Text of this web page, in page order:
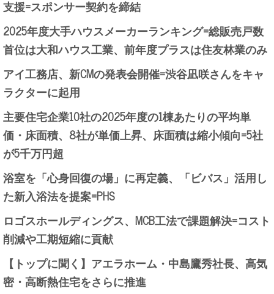
支援=スポンサー契約を締結
2025年度大手ハウスメーカーランキング=総販売戸数
首位は大和ハウス工業、前年度プラスは住友林業のみ
アイ工務店、新CMの発表会開催=渋谷凪咲さんをキャ
ラクターに起用
主要住宅企業10社の2025年度の1棟あたりの平均単
価・床面積、8社が単価上昇、床面積は縮小傾向=5社
が5千万円超
浴室を「心身回復の場」に再定義、「ビバス」活用し
た新入浴法を提案=PHS
ロゴスホールディングス、MCB工法で課題解決=コスト
削減や工期短縮に貢献
【トップに聞く】アエラホーム・中島鷹秀社長、高気
密・高断熱住宅をさらに推進